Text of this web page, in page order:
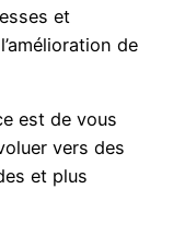
et
de
est de vous
vers des
et plus